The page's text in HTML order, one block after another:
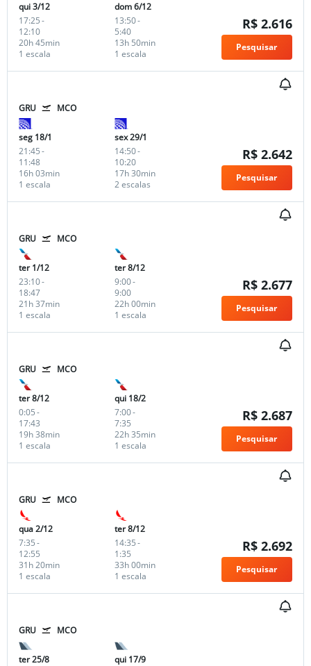
qui 3/12
17:25-
12:10
1 escala
20h 45min
dom 6/12
13:50-
5:40
1 escala
13h 50min
R$ 2.616
Pesquisar
GRU MCO
seg 18/1
21:45-
11:48
1 escala
16h 03min
sex 29/1
14:50-
10:20
2 escalas
17h 30min
R$ 2.642
Pesquisar
GRU MCO
ter 1/12
23:10-
18:47
1 escala
21h 37min
ter 8/12
9:00-
9:00
1 escala
22h 00min
R$ 2.677
Pesquisar
GRU MCO
ter 8/12
0:05-
17:43
1 escala
19h 38min
qui 18/2
7:00-
7:35
1 escala
22h 35min
R$ 2.687
Pesquisar
GRU MCO
qua 2/12
7:35-
12:55
1 escala
31h 20min
ter 8/12
14:35-
1:35
1 escala
33h 00min
R$ 2.692
Pesquisar
GRU MCO
ter 25/8
qui 17/9